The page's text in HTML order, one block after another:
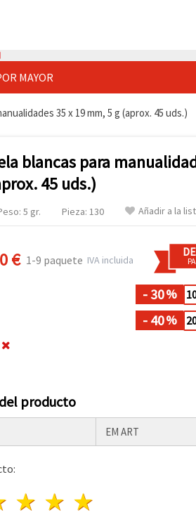
MAYOR
35 x 19 mm, 5 g (aprox. 45 uds.)
blancas para
45 uds.)
5 gr. Pieza: 130 Añadir a la
€ 1-9 paquete IVA incluida
- 30%
- 40%
producto
EM ART
4 estrellas
3 estrellas
2 estrellas